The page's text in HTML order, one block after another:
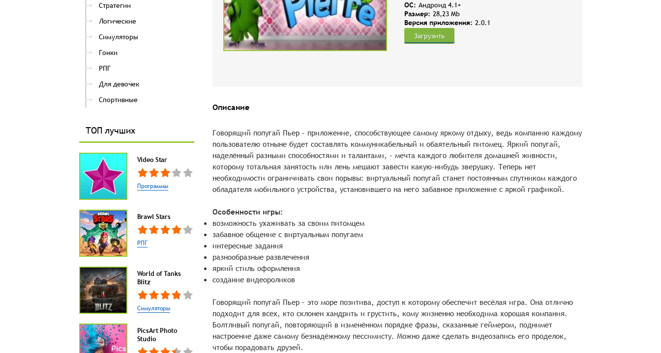
Стратегии
Логические
Симуляторы
Гонки
РПГ
Для девочек
Спортивные
ТОП лучших
Video Star
Программы
Brawl Stars
РПГ
World of Tanks
Blitz
Симуляторы
PicsArt Photo
Studio
OC: Андроид 4.1+
Размер: 28,23 Mb
Версия приложения: 2.0.1
Загрузить
Описание
Говорящий попугай Пьер – приложение, способствующее самому яркому отдыху, ведь компанию каждому
пользователю отныне будет составлять коммуникабельный и обаятельный питомец. Яркий попугай,
наделённый разными способностями и талантами, – мечта каждого любителя домашней живности,
которому тотальная занятость или лень мешают завести какую-нибудь зверушку. Теперь нет
необходимости ограничивать свои порывы: виртуальный попугай станет постоянным спутником каждого
обладателя мобильного устройства, установившего на него забавное приложение с яркой графикой.
Особенности игры:
возможность ухаживать за своим питомцем
забавное общение с виртуальным попугаем
интересные задания
разнообразные развлечения
яркий стиль оформления
создание видеороликов
Говорящий попугай Пьер – это море позитива, доступ к которому обеспечит весёлая игра. Она отлично
подходит для всех, кто склонен хандрить и грустить, кому жизненно необходима хорошая компания.
Болтливый попугай, повторяющий в изменённом порядке фразы, сказанные геймером, поднимет
настроение даже самому безнадёжному пессимисту. Можно даже сделать видеозапись его проделок,
чтобы порадовать друзей.